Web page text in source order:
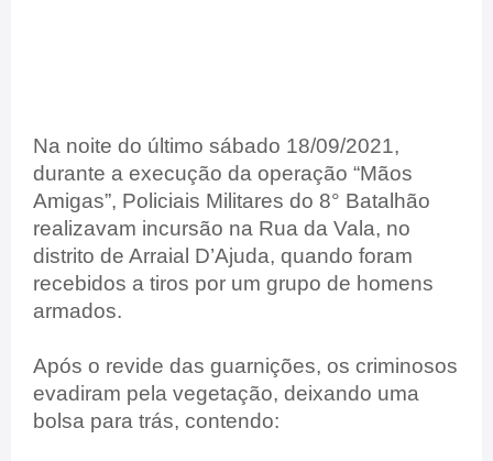
Na noite do último sábado 18/09/2021,
durante a execução da operação “Mãos
Amigas”, Policiais Militares do 8° Batalhão
realizavam incursão na Rua da Vala, no
distrito de Arraial D’Ajuda, quando foram
recebidos a tiros por um grupo de homens
armados.
Após o revide das guarnições, os criminosos
evadiram pela vegetação, deixando uma
bolsa para trás, contendo: